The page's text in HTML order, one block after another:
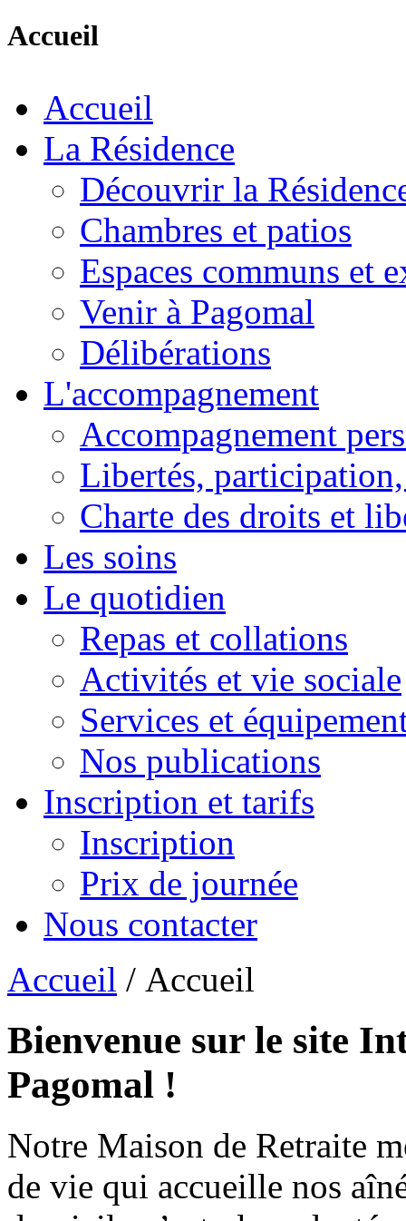
Accueil
Accueil
La Résidence
Découvrir la
Chambres et patios
Espaces communs et
Venir à Pagomal
Délibérations
L'accompagnement
Accompagnement
Libertés,
Charte des droits et
Les soins
Le quotidien
Repas et collations
Activités et vie sociale
Services et
Nos publications
Inscription et tarifs
Inscription
Prix de journée
Nous contacter
Accueil / Accueil
Bienvenue sur le site
Pagomal !
Notre Maison de Retraite
de vie qui accueille nos